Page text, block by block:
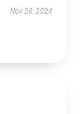
Nov 28, 2024